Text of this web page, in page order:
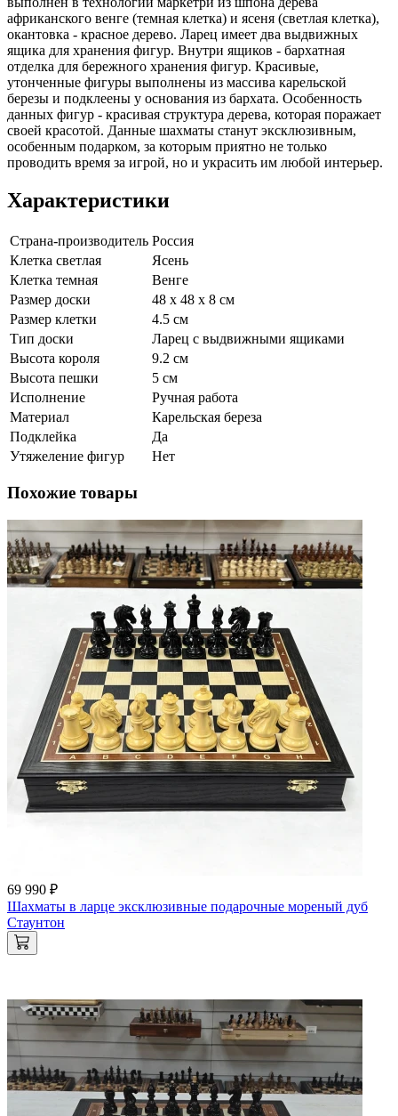
африканского венге (темная клетка) и ясеня (светлая клетка),
окантовка - красное дерево. Ларец имеет два выдвижных
ящика для хранения фигур. Внутри ящиков - бархатная
отделка для бережного хранения фигур. Красивые,
утонченные фигуры выполнены из массива карельской
березы и подклеены у основания из бархата. Особенность
данных фигур - красивая структура дерева, которая поражает
своей красотой. Данные шахматы станут эксклюзивным,
особенным подарком, за которым приятно не только
проводить время за игрой, но и украсить им любой интерьер.
Характеристики
Страна-производитель Россия
Клетка светлая
Ясень
Клетка темная
Венге
Размер доски
48 х 48 х 8 см
Размер клетки
4.5 см
Тип доски
Ларец с выдвижными ящиками
Высота короля
9.2 см
Высота пешки
5 см
Исполнение
Ручная работа
Материал
Карельская береза
Подклейка
Да
Утяжеление фигур
Нет
Похожие товары
69 990 ₽
Шахматы в ларце эксклюзивные подарочные мореный дуб
Стаунтон